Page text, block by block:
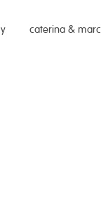
caterina & marc